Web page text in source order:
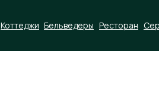
Коттеджи Бельведеры Ресторан
Бельведеры Ресторан